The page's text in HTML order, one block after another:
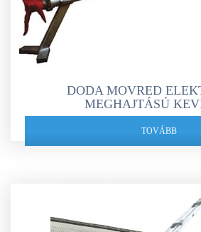
DODA MOVRED
MEGHAJTÁSÚ
TOVÁBB